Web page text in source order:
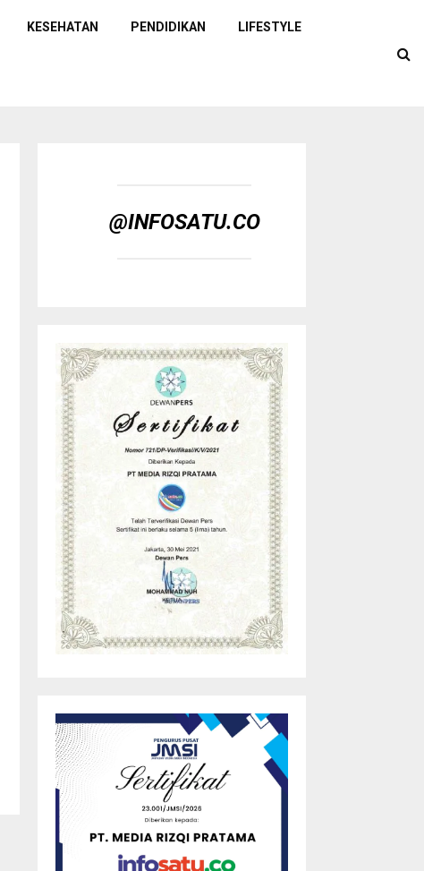
KESEHATAN PENDIDIKAN LIFESTYLE
@INFOSATU.CO